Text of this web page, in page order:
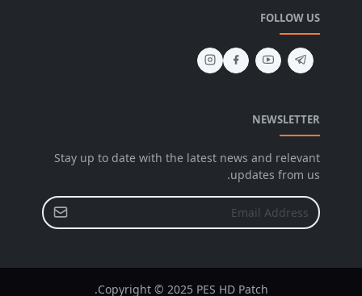
FOLLOW US
NEWSLETTER
Stay up to date with the latest news and relevant
updates from us.
Copyright © 2025 PES HD Patch.